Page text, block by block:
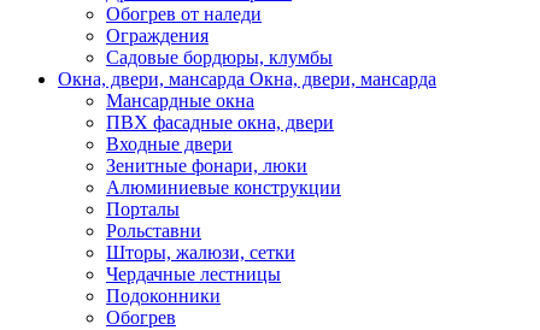
Обогрев от наледи
Ограждения
Садовые бордюры, клумбы
Окна, двери, мансарда Окна, двери, мансарда
Мансардные окна
ПВХ фасадные окна, двери
Входные двери
Зенитные фонари, люки
Алюминиевые конструкции
Порталы
Рольставни
Шторы, жалюзи, сетки
Чердачные лестницы
Подоконники
Обогрев